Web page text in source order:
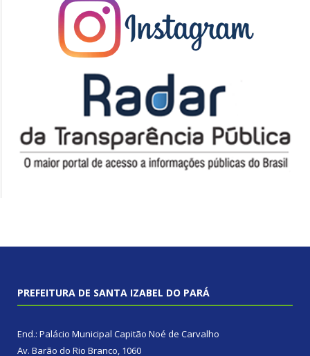
PREFEITURA DE SANTA IZABEL DO PARÁ
End.: Palácio Municipal Capitão Noé de Carvalho
Av. Barão do Rio Branco, 1060